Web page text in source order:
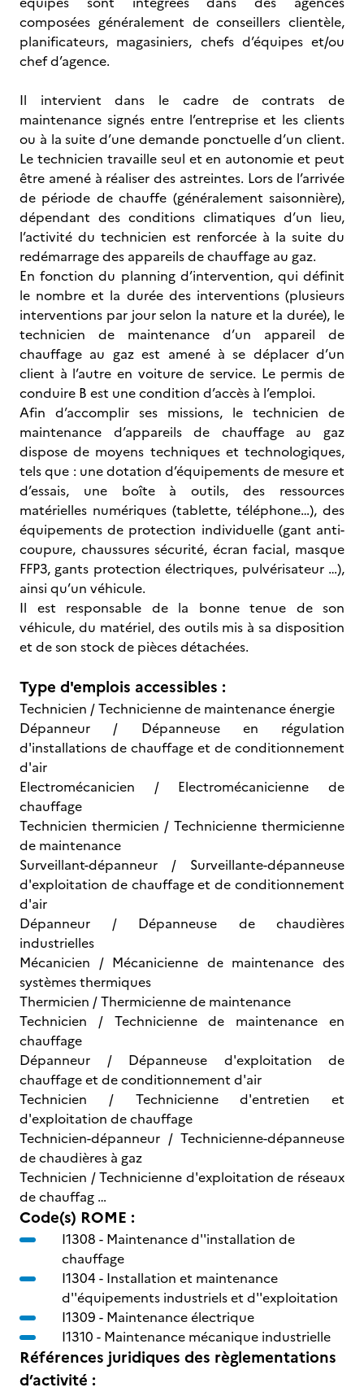
composées généralement de conseillers clientèle,
planificateurs, magasiniers, chefs d’équipes et/ou
chef d’agence.
Il intervient dans le cadre de contrats de
maintenance signés entre l’entreprise et les clients
ou à la suite d’une demande ponctuelle d’un client.
Le technicien travaille seul et en autonomie et peut
être amené à réaliser des astreintes. Lors de l’arrivée
de période de chauffe (généralement saisonnière),
dépendant des conditions climatiques d’un lieu,
l’activité du technicien est renforcée à la suite du
redémarrage des appareils de chauffage au gaz.
En fonction du planning d’intervention, qui définit
le nombre et la durée des interventions (plusieurs
interventions par jour selon la nature et la durée), le
technicien de maintenance d’un appareil de
chauffage au gaz est amené à se déplacer d’un
client à l’autre en voiture de service. Le permis de
conduire B est une condition d’accès à l’emploi.
Afin d’accomplir ses missions, le technicien de
maintenance d’appareils de chauffage au gaz
dispose de moyens techniques et technologiques,
tels que : une dotation d’équipements de mesure et
d’essais, une boîte à outils, des ressources
matérielles numériques (tablette, téléphone…), des
équipements de protection individuelle (gant anti-
coupure, chaussures sécurité, écran facial, masque
FFP3, gants protection électriques, pulvérisateur …),
ainsi qu’un véhicule.
Il est responsable de la bonne tenue de son
véhicule, du matériel, des outils mis à sa disposition
et de son stock de pièces détachées.
Type d'emplois accessibles :
Technicien / Technicienne de maintenance énergie
Dépanneur / Dépanneuse en régulation
d'installations de chauffage et de conditionnement
d'air
Electromécanicien / Electromécanicienne de
chauffage
Technicien thermicien / Technicienne thermicienne
de maintenance
Surveillant-dépanneur / Surveillante-dépanneuse
d'exploitation de chauffage et de conditionnement
d'air
Dépanneur / Dépanneuse de chaudières
industrielles
Mécanicien / Mécanicienne de maintenance des
systèmes thermiques
Thermicien / Thermicienne de maintenance
Technicien / Technicienne de maintenance en
chauffage
Dépanneur / Dépanneuse d'exploitation de
chauffage et de conditionnement d'air
Technicien / Technicienne d'entretien et
d'exploitation de chauffage
Technicien-dépanneur / Technicienne-dépanneuse
de chaudières à gaz
Technicien / Technicienne d'exploitation de réseaux
de chauffag …
Code(s) ROME :
I1308 - Maintenance d''installation de
chauffage
I1304 - Installation et maintenance
d''équipements industriels et d''exploitation
I1309 - Maintenance électrique
I1310 - Maintenance mécanique industrielle
Références juridiques des règlementations
d’activité :